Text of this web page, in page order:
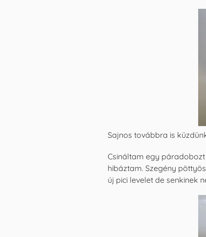
Sajnos továbbra is
Csináltam egy
hibáztam. Szegény
új pici levelet de senkinek